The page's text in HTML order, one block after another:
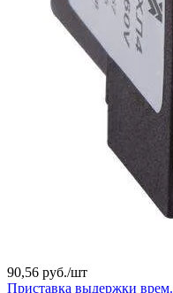
90,56 руб./шт
Приставка выдержки